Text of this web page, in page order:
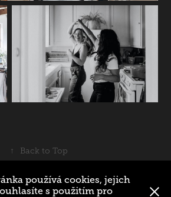
↑ Back to Top
Teiner | Fotograf | IČ: 06105441
používá cookies, jejich
s použitím pro